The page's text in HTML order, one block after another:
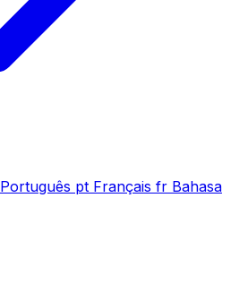
Português pt Français fr Bahasa